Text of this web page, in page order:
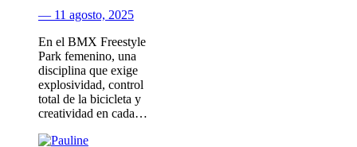
— 11 agosto, 2025
En el BMX Freestyle
Park femenino, una
disciplina que exige
explosividad, control
total de la bicicleta y
creatividad en cada…